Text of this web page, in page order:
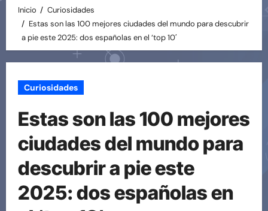
Inicio
Curiosidades
Estas son las 100 mejores ciudades del mundo para descubrir
a pie este 2025: dos españolas en el ‘top 10′
Curiosidades
Estas son las 100 mejores
ciudades del mundo para
descubrir a pie este
2025: dos españolas en